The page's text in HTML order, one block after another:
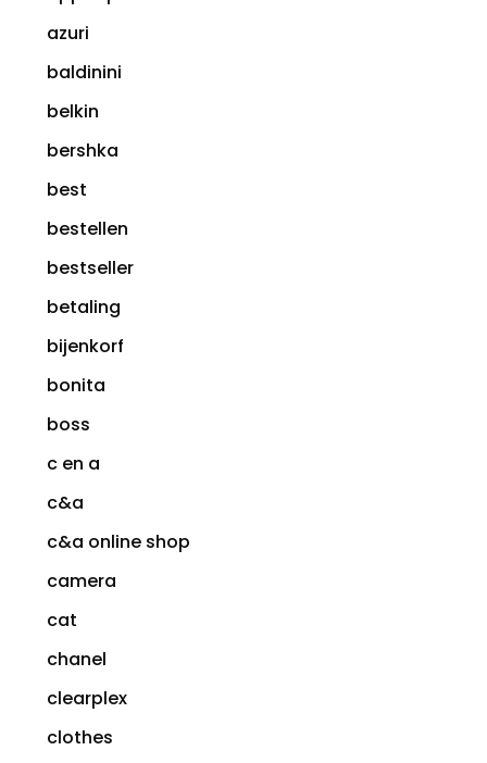
azuri
baldinini
belkin
bershka
best
bestellen
bestseller
betaling
bijenkorf
bonita
boss
c en a
c&a
c&a online shop
camera
cat
chanel
clearplex
clothes